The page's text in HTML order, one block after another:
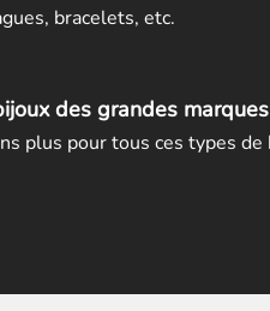
bracelets, etc.
des grandes
plus pour tous ces types de